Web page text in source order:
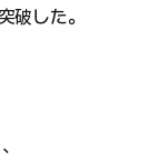
破した。